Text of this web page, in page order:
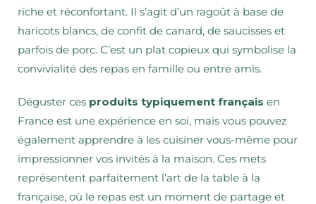
riche et réconfortant. Il s’agit d’un ragoût à base de
haricots blancs, de confit de canard, de saucisses et
parfois de porc. C’est un plat copieux qui symbolise la
convivialité des repas en famille ou entre amis.
Déguster ces produits typiquement français en
France est une expérience en soi, mais vous pouvez
également apprendre à les cuisiner vous-même pour
impressionner vos invités à la maison. Ces mets
représentent parfaitement l’art de la table à la
française, où le repas est un moment de partage et